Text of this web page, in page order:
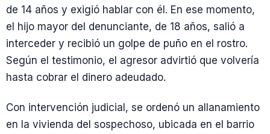
de 14 años y exigió hablar con él. En ese momento,
el hijo mayor del denunciante, de 18 años, salió a
interceder y recibió un golpe de puño en el rostro.
Según el testimonio, el agresor advirtió que volvería
hasta cobrar el dinero adeudado.
Con intervención judicial, se ordenó un allanamiento
en la vivienda del sospechoso, ubicada en el barrio